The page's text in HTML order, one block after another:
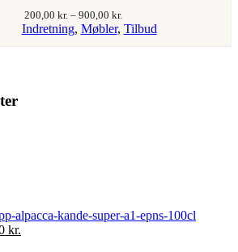
200,00 kr. – 900,00 kr.Prisinterval:
200,00 kr.
til
Indretning, Møbler, Tilbud
alpacca-kande-super-a1-epns-100cl
kr.